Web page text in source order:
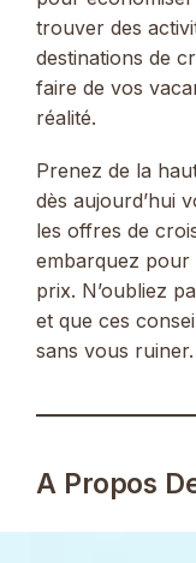
trouver des
destinations de
faire de vos
réalité.
Prenez de la
dès aujourd’hui
les offres de
embarquez pour
prix. N’oubliez
et que ces
sans vous
A Propos